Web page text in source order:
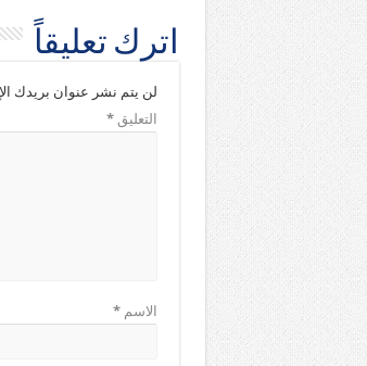
اترك تعليقاً
لن يتم نشر عنوان بريدك
التعليق*
الاسم*